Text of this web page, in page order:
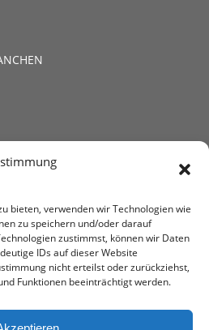
bieten, verwenden wir Technologien wie
zu speichern und/oder darauf
zustimmst, können wir Daten
IDs auf dieser Website
nicht erteilst oder zurückziehst,
Funktionen beeinträchtigt werden.
Andrea Kromer